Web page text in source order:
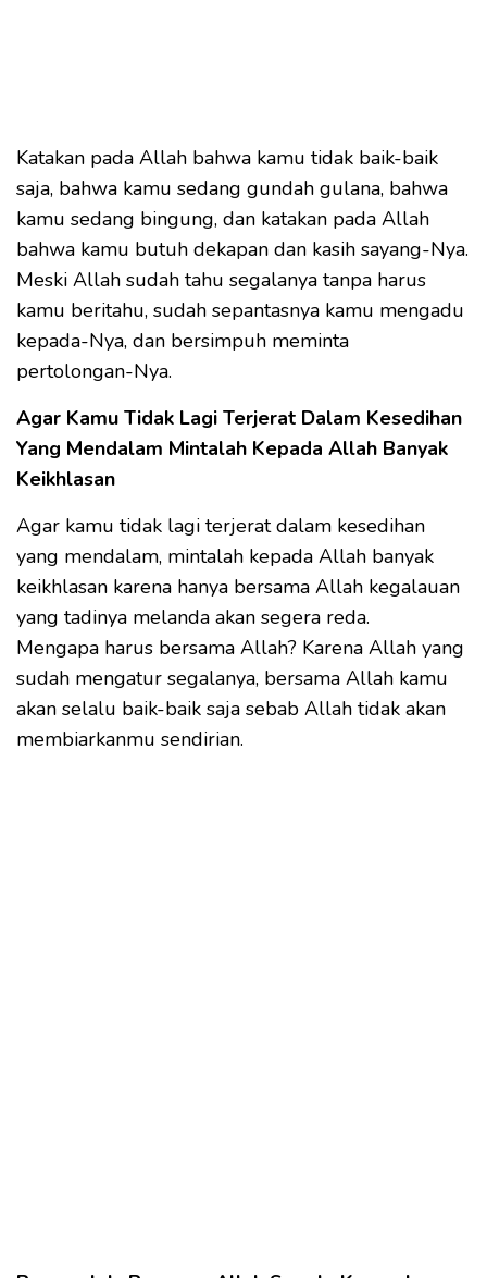
Katakan pada Allah bahwa kamu tidak baik-baik
saja, bahwa kamu sedang gundah gulana, bahwa
kamu sedang bingung, dan katakan pada Allah
bahwa kamu butuh dekapan dan kasih sayang-Nya.
Meski Allah sudah tahu segalanya tanpa harus
kamu beritahu, sudah sepantasnya kamu mengadu
kepada-Nya, dan bersimpuh meminta
pertolongan-Nya.
Agar Kamu Tidak Lagi Terjerat Dalam Kesedihan
Yang Mendalam Mintalah Kepada Allah Banyak
Keikhlasan
Agar kamu tidak lagi terjerat dalam kesedihan
yang mendalam, mintalah kepada Allah banyak
keikhlasan karena hanya bersama Allah kegalauan
yang tadinya melanda akan segera reda.
Mengapa harus bersama Allah? Karena Allah yang
sudah mengatur segalanya, bersama Allah kamu
akan selalu baik-baik saja sebab Allah tidak akan
membiarkanmu sendirian.